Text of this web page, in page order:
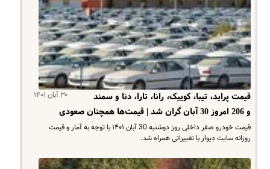
۳۰ آبان ۱۴۰۱
قیمت پراید، تیبا، کوییک، رانا، تارا، دنا و سمند
و 206 امروز 30 آبان گران شد | قیمت‌ها همچنان صعودی
قیمت خودرو صفر داخلی روز ‌‌دوشنبه 30 آبان ۱۴۰۱ با توجه به آمار و قیمت
روزانه سایت دیوار با تغییراتی همراه شد.